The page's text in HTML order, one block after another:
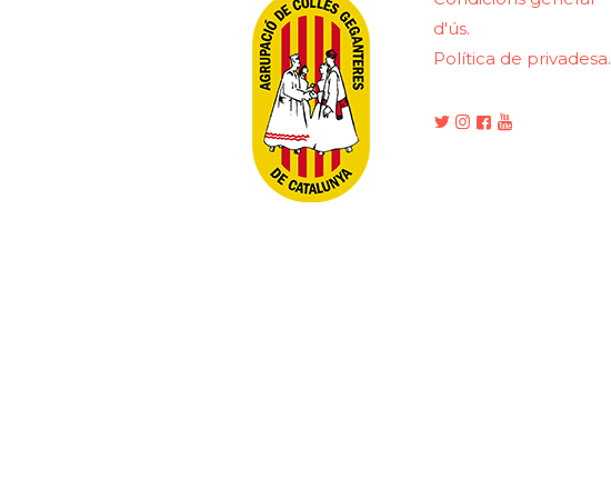
d'ús.
Política de privadesa.